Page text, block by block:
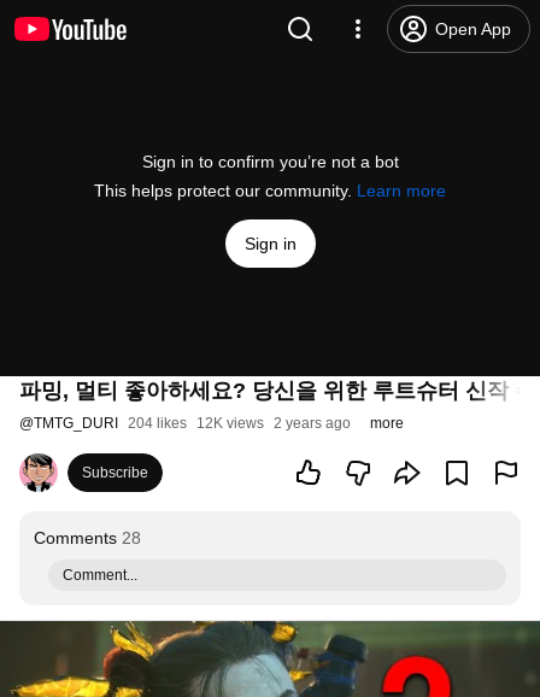
Open App
Sign in to confirm you’re not a bot
This helps protect our community. Learn more
Sign in
파밍, 멀티 좋아하세요? 당신을 위한 루트슈터 신작
@TMTG_DURI 204 likes 12K views 2 years ago more
Subscribe
Comments 28
Comment...